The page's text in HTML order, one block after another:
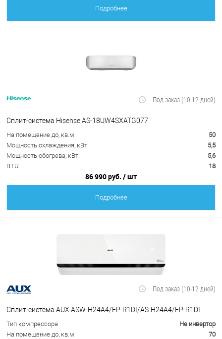
Подробнее
Под заказ (10-12 дней)
Сплит-система Hisense AS-18UW4SXATG077
На помещение до, кв.м
50
Мощность охлаждения, кВт:
5,5
Мощность обогрева, кВт:
5,6
BTU
18
86 990 руб. / шт
Подробнее
Под заказ (10-12 дней)
Сплит-система AUX ASW-H24A4/FP-R1DI/AS-H24A4/FP-R1DI
Тип компрессора
Не инвертор
На помещение до, кв.м
70